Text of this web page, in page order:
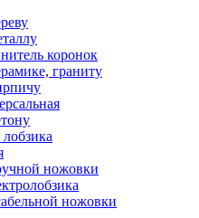
коронок
граниту
ножовки
ножовки